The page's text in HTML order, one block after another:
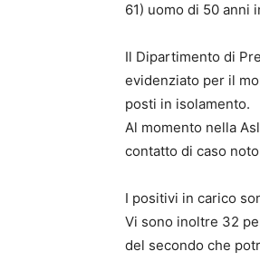
61) uomo di 50 anni
Il Dipartimento di
evidenziato per il
posti in isolamento.
Al momento nella
contatto di caso
I positivi in carico
Vi sono inoltre 32
del secondo che